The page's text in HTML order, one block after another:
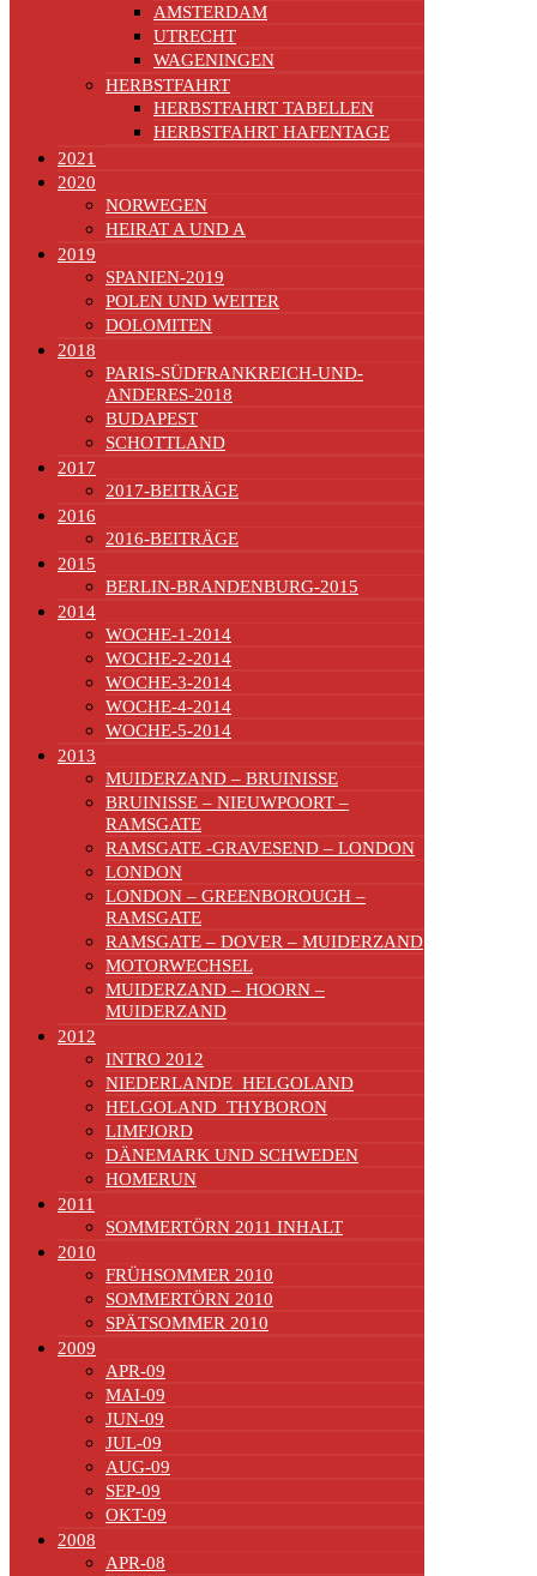
AMSTERDAM
UTRECHT
WAGENINGEN
HERBSTFAHRT
HERBSTFAHRT TABELLEN
HERBSTFAHRT HAFENTAGE
2021
2020
NORWEGEN
HEIRAT A UND A
2019
SPANIEN-2019
POLEN UND WEITER
DOLOMITEN
2018
PARIS-SÜDFRANKREICH-UND-
ANDERES-2018
BUDAPEST
SCHOTTLAND
2017
2017-BEITRÄGE
2016
2016-BEITRÄGE
2015
BERLIN-BRANDENBURG-2015
2014
WOCHE-1-2014
WOCHE-2-2014
WOCHE-3-2014
WOCHE-4-2014
WOCHE-5-2014
2013
MUIDERZAND – BRUINISSE
BRUINISSE – NIEUWPOORT –
RAMSGATE
RAMSGATE -GRAVESEND – LONDON
LONDON
LONDON – GREENBOROUGH –
RAMSGATE
RAMSGATE – DOVER – MUIDERZAND
MOTORWECHSEL
MUIDERZAND – HOORN –
MUIDERZAND
2012
INTRO 2012
NIEDERLANDE_HELGOLAND
HELGOLAND_THYBORON
LIMFJORD
DÄNEMARK UND SCHWEDEN
HOMERUN
2011
SOMMERTÖRN 2011 INHALT
2010
FRÜHSOMMER 2010
SOMMERTÖRN 2010
SPÄTSOMMER 2010
2009
APR-09
MAI-09
JUN-09
JUL-09
AUG-09
SEP-09
OKT-09
2008
APR-08